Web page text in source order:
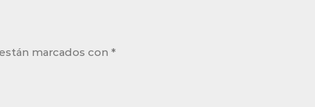
marcados con *